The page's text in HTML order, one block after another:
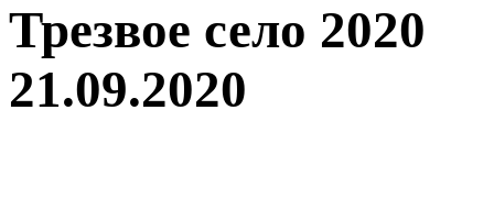
Трезвое село 2020
21.09.2020